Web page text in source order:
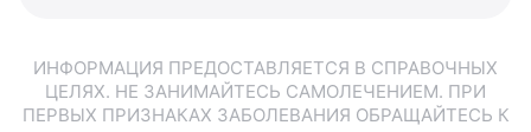
ИНФОРМАЦИЯ ПРЕДОСТАВЛЯЕТСЯ В СПРАВОЧНЫХ
ЦЕЛЯХ. НЕ ЗАНИМАЙТЕСЬ САМОЛЕЧЕНИЕМ. ПРИ
ПЕРВЫХ ПРИЗНАКАХ ЗАБОЛЕВАНИЯ ОБРАЩАЙТЕСЬ К